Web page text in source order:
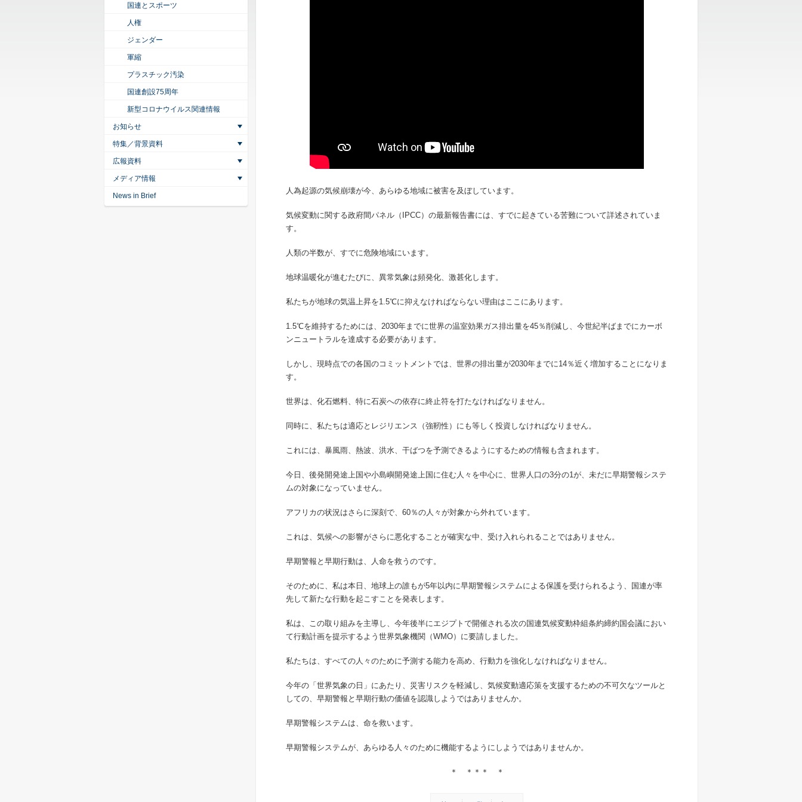
人為起源の気候崩壊が今、あらゆる地域に被害を及ぼしています。
気候変動に関する政府間パネル（IPCC）の最新報告書には、すでに起きている苦難について詳述されていま
す。
人類の半数が、すでに危険地域にいます。
地球温暖化が進むたびに、異常気象は頻発化、激甚化します。
私たちが地球の気温上昇を1.5℃に抑えなければならない理由はここにあります。
1.5℃を維持するためには、2030年までに世界の温室効果ガス排出量を45％削減し、今世紀半ばまでにカーボ
ンニュートラルを達成する必要があります。
しかし、現時点での各国のコミットメントでは、世界の排出量が2030年までに14％近く増加することになりま
す。
世界は、化石燃料、特に石炭への依存に終止符を打たなければなりません。
同時に、私たちは適応とレジリエンス（強靭性）にも等しく投資しなければなりません。
これには、暴風雨、熱波、洪水、干ばつを予測できるようにするための情報も含まれます。
今日、後発開発途上国や小島嶼開発途上国に住む人々を中心に、世界人口の3分の1が、未だに早期警報システ
ムの対象になっていません。
アフリカの状況はさらに深刻で、60％の人々が対象から外れています。
これは、気候への影響がさらに悪化することが確実な中、受け入れられることではありません。
早期警報と早期行動は、人命を救うのです。
そのために、私は本日、地球上の誰もが5年以内に早期警報システムによる保護を受けられるよう、国連が率
先して新たな行動を起こすことを発表します。
私は、この取り組みを主導し、今年後半にエジプトで開催される次の国連気候変動枠組条約締約国会議におい
て行動計画を提示するよう世界気象機関（WMO）に要請しました。
私たちは、すべての人々のために予測する能力を高め、行動力を強化しなければなりません。
今年の「世界気象の日」にあたり、災害リスクを軽減し、気候変動適応策を支援するための不可欠なツールと
しての、早期警報と早期行動の価値を認識しようではありませんか。
早期警報システムは、命を救います。
早期警報システムが、あらゆる人々のために機能するようにしようではありませんか。
＊ ＊＊＊ ＊
国連とスポーツ
人権
ジェンダー
軍縮
プラスチック汚染
国連創設75周年
新型コロナウイルス関連情報
お知らせ
特集／背景資料
広報資料
メディア情報
News in Brief